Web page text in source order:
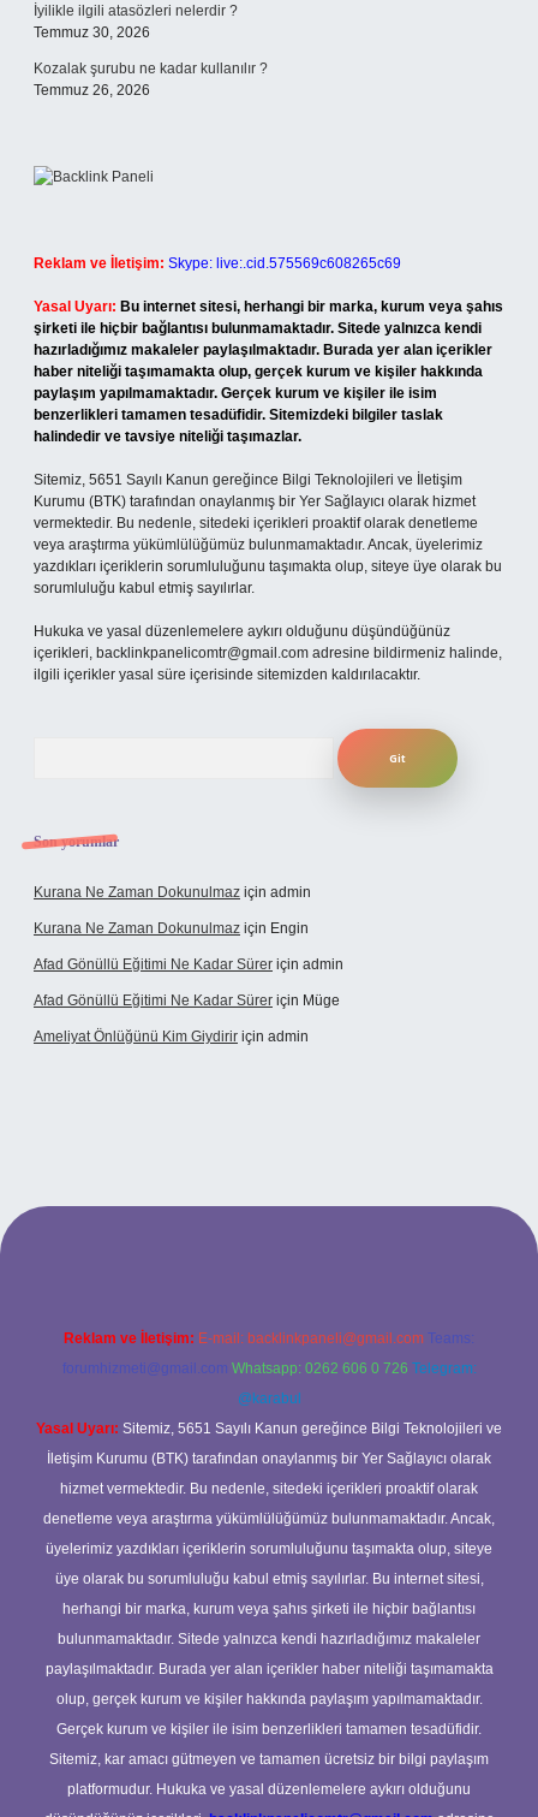
İyilikle ilgili atasözleri nelerdir ?
Temmuz 30, 2026
Kozalak şurubu ne kadar kullanılır ?
Temmuz 26, 2026
Reklam ve İletişim: Skype: live:.cid.575569c608265c69
Yasal Uyarı: Bu internet sitesi, herhangi bir marka, kurum veya şahıs
şirketi ile hiçbir bağlantısı bulunmamaktadır. Sitede yalnızca kendi
hazırladığımız makaleler paylaşılmaktadır. Burada yer alan içerikler
haber niteliği taşımamakta olup, gerçek kurum ve kişiler hakkında
paylaşım yapılmamaktadır. Gerçek kurum ve kişiler ile isim
benzerlikleri tamamen tesadüfidir. Sitemizdeki bilgiler taslak
halindedir ve tavsiye niteliği taşımazlar.
Sitemiz, 5651 Sayılı Kanun gereğince Bilgi Teknolojileri ve İletişim
Kurumu (BTK) tarafından onaylanmış bir Yer Sağlayıcı olarak hizmet
vermektedir. Bu nedenle, sitedeki içerikleri proaktif olarak denetleme
veya araştırma yükümlülüğümüz bulunmamaktadır. Ancak, üyelerimiz
yazdıkları içeriklerin sorumluluğunu taşımakta olup, siteye üye olarak bu
sorumluluğu kabul etmiş sayılırlar.
Hukuka ve yasal düzenlemelere aykırı olduğunu düşündüğünüz
içerikleri, backlinkpanelicomtr@gmail.com adresine bildirmeniz halinde,
ilgili içerikler yasal süre içerisinde sitemizden kaldırılacaktır.
Son yorumlar
Kurana Ne Zaman Dokunulmaz için admin
Kurana Ne Zaman Dokunulmaz için Engin
Afad Gönüllü Eğitimi Ne Kadar Sürer için admin
Afad Gönüllü Eğitimi Ne Kadar Sürer için Müge
Ameliyat Önlüğünü Kim Giydirir için admin
giriş
Reklam ve İletişim: E-mail: backlinkpaneli@gmail.com Teams:
forumhizmeti@gmail.com Whatsapp: 0262 606 0 726 Telegram:
@karabul
Yasal Uyarı: Sitemiz, 5651 Sayılı Kanun gereğince Bilgi Teknolojileri ve
İletişim Kurumu (BTK) tarafından onaylanmış bir Yer Sağlayıcı olarak
hizmet vermektedir. Bu nedenle, sitedeki içerikleri proaktif olarak
denetleme veya araştırma yükümlülüğümüz bulunmamaktadır. Ancak,
üyelerimiz yazdıkları içeriklerin sorumluluğunu taşımakta olup, siteye
üye olarak bu sorumluluğu kabul etmiş sayılırlar. Bu internet sitesi,
herhangi bir marka, kurum veya şahıs şirketi ile hiçbir bağlantısı
bulunmamaktadır. Sitede yalnızca kendi hazırladığımız makaleler
paylaşılmaktadır. Burada yer alan içerikler haber niteliği taşımamakta
olup, gerçek kurum ve kişiler hakkında paylaşım yapılmamaktadır.
Gerçek kurum ve kişiler ile isim benzerlikleri tamamen tesadüfidir.
Sitemiz, kar amacı gütmeyen ve tamamen ücretsiz bir bilgi paylaşım
platformudur. Hukuka ve yasal düzenlemelere aykırı olduğunu